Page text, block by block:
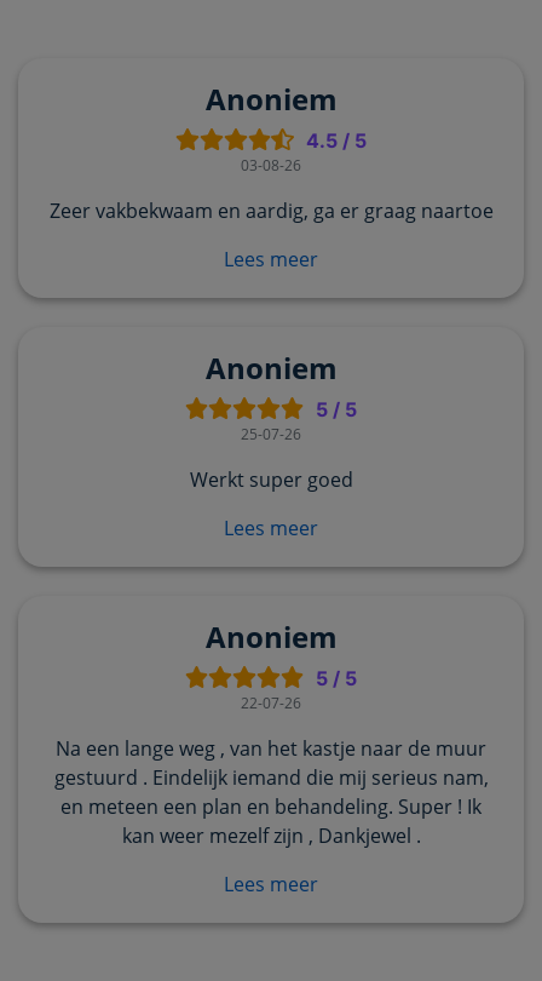
Anoniem
4.5/ 5
03-08-26
Zeer vakbekwaam en aardig, ga er graag naartoe
Lees meer
Anoniem
5 / 5
25-07-26
Werkt super goed
Lees meer
Anoniem
5 / 5
22-07-26
Na een lange weg , van het kastje naar de muur
gestuurd . Eindelijk iemand die mij serieus nam,
en meteen een plan en behandeling. Super ! Ik
kan weer mezelf zijn , Dankjewel .
Lees meer